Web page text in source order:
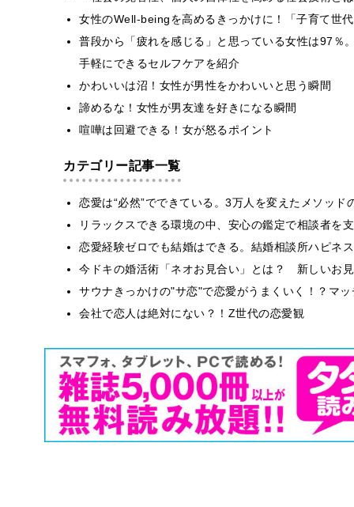
女性のWell-beingを高めるきっかけに！「子育て世
普段から「疲れを感じる」と思っている女性は97％
手軽にできるセルフケアを紹介
かわいいは沼！女性が男性をかわいいと思う瞬間
諦めるな！女性が男友達を好きになる瞬間
喧嘩は回避できる！女が怒るポイント
カテゴリー記事一覧
恋愛は“必然”でできている。3万人を変えたメソッド
リラックスできる環境の中、安心の鑑定で相談者を
恋愛経験ゼロでも結婚はできる。結婚相談所ハピネ
今ドキの婚活術「ネオお見合い」とは？ 新しいお
サウナきっかけの"サ恋"で恋愛がうまくいく！？マ
会社で恋人は絶対にない？！Z世代の恋愛観